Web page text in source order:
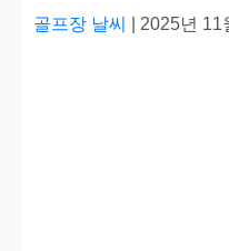
골프장 날씨 | 2025년